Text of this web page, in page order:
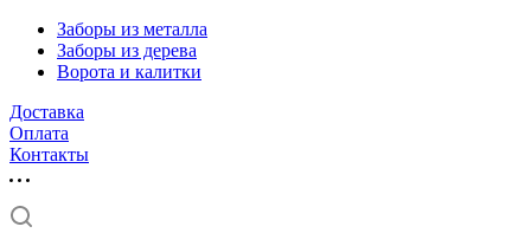
Заборы из металла
Заборы из дерева
Ворота и калитки
Доставка
Оплата
Контакты